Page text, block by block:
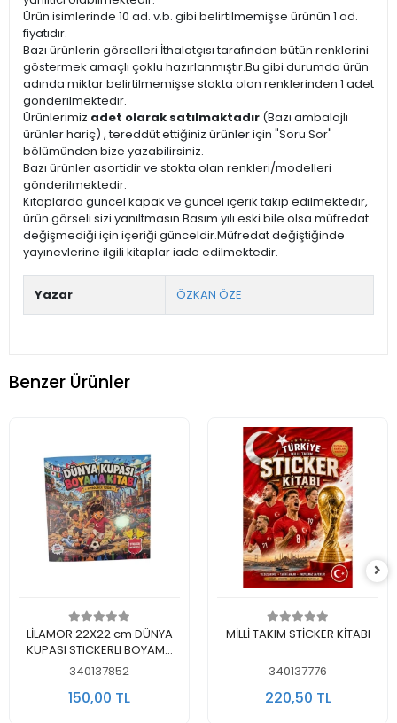
Ürün isimlerinde 10 ad. v.b. gibi belirtilmemişse ürünün 1 ad.
fiyatıdır.
Bazı ürünlerin görselleri İthalatçısı tarafından bütün renklerini
göstermek amaçlı çoklu hazırlanmıştır.Bu gibi durumda ürün
adında miktar belirtilmemişse stokta olan renklerinden 1 adet
gönderilmektedir.
Ürünlerimiz adet olarak satılmaktadır (Bazı ambalajlı
ürünler hariç) , tereddüt ettiğiniz ürünler için "Soru Sor"
bölümünden bize yazabilirsiniz.
Bazı ürünler asortidir ve stokta olan renkleri/modelleri
gönderilmektedir.
Kitaplarda güncel kapak ve güncel içerik takip edilmektedir,
ürün görseli sizi yanıltmasın.Basım yılı eski bile olsa müfredat
değişmediği için içeriği günceldir.Müfredat değiştiğinde
yayınevlerine ilgili kitaplar iade edilmektedir.
Yazar ÖZKAN ÖZE
Benzer Ürünler
Sepete Ekle
LİLAMOR 22X22 cm DÜNYA
KUPASI STICKERLI BOYAMA
SETİ 48 SAYFA
340137852
150,00 TL
Sepete Ekle
MİLLİ TAKIM STİCKER KİTABI
340137776
220,50 TL